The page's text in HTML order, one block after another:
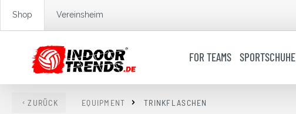
Zur Hauptnavigation springen
Shop Vereinsheim
FOR TEAMS SPORTSCHUHE
ZURÜCK EQUIPMENT TRINKFLASCHEN